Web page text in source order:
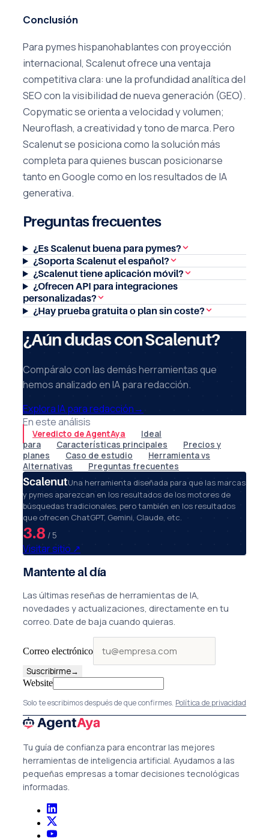
Conclusión
Para pymes hispanohablantes con proyección
internacional, Scalenut ofrece una ventaja
competitiva clara: une la profundidad analítica del
SEO con la visibilidad de nueva generación (GEO).
Copymatic se orienta a velocidad y volumen;
Neuroflash, a creatividad y tono de marca. Pero
Scalenut se posiciona como la solución más
completa para quienes buscan posicionarse
tanto en Google como en los resultados de IA
generativa.
Preguntas frecuentes
¿Es Scalenut buena para pymes?
¿Soporta Scalenut el español?
¿Scalenut tiene aplicación móvil?
¿Ofrecen API para integraciones
personalizadas?
¿Hay prueba gratuita o plan sin coste?
¿Aún dudas con Scalenut?
Compáralo con las demás herramientas que
hemos analizado en IA para redacción.
Explora IA para redacción→
En este análisis
Veredicto de AgentAya
Ideal
para
Características principales
Precios y
planes
Caso de estudio
Herramienta vs
Alternativas
Preguntas frecuentes
ScalenutUna herramienta diseñada para que las marcas
y pymes aparezcan en los resultados de los motores de
búsquedas tradicionales, pero también en los resultados
que ofrecen ChatGPT, Gemini, Claude, etc.
3.8 / 5
Visitar sitio ↗
Mantente al día
Las últimas reseñas de herramientas de IA,
novedades y actualizaciones, directamente en tu
correo. Date de baja cuando quieras.
Correo electrónico
Suscribirme→
Website
Solo te escribimos después de que confirmes. Política de privacidad
Tu guía de confianza para encontrar las mejores
herramientas de inteligencia artificial. Ayudamos a las
pequeñas empresas a tomar decisiones tecnológicas
informadas.